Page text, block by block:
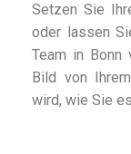
Setzen Sie
oder lassen
Team in
Bild von
wird, wie Sie